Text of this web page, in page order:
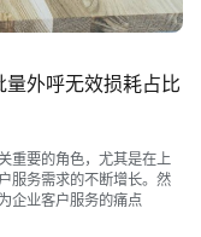
外呼无效损耗占比
重要的角色，尤其是在上
服务需求的不断增长。然
企业客户服务的痛点